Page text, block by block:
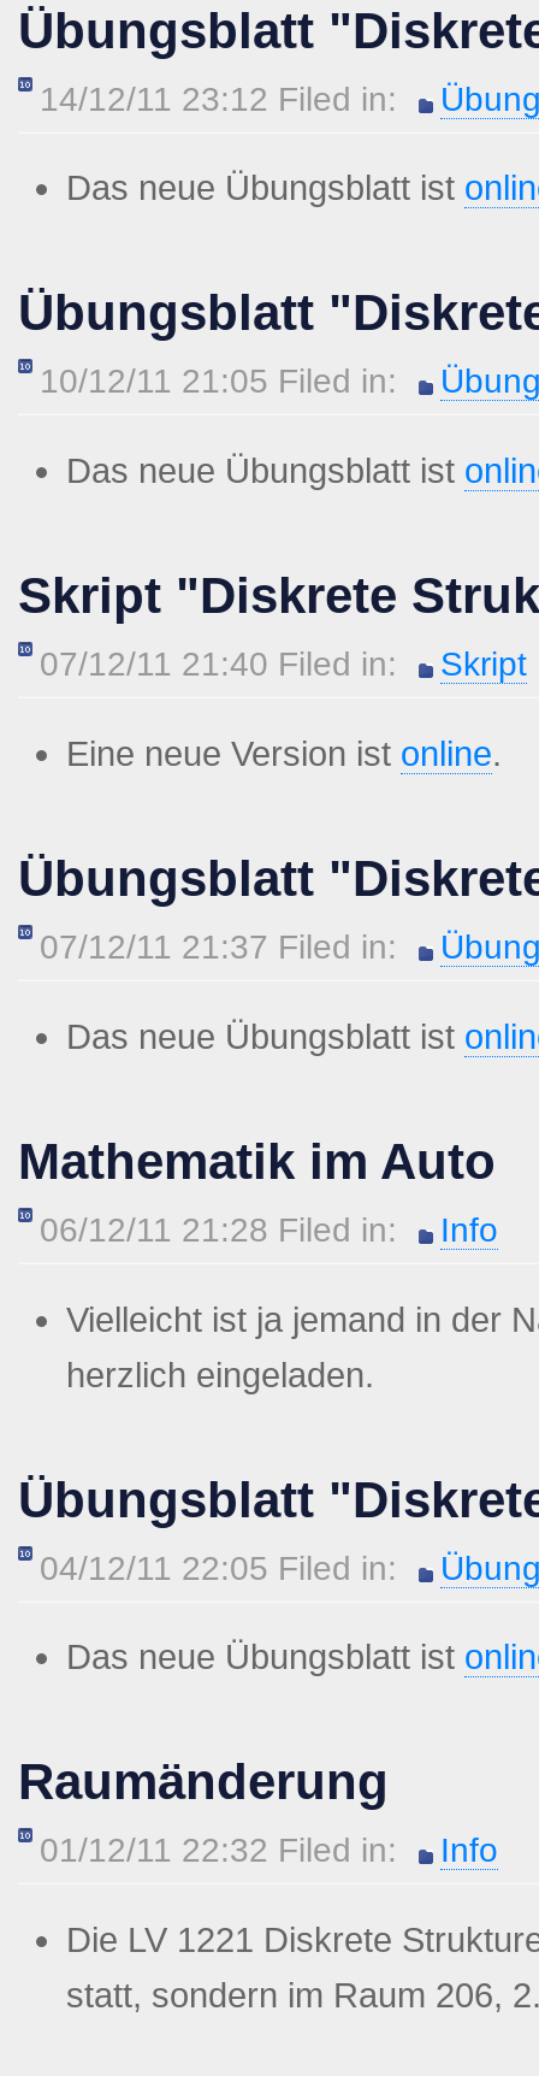
Übungsblatt
14/12/11 23:12 Filed in:
Das neue Übungsblatt ist
Übungsblatt
10/12/11 21:05 Filed in:
Das neue Übungsblatt ist
Skript "Diskrete
07/12/11 21:40 Filed in: Skript
Eine neue Version ist online.
Übungsblatt
07/12/11 21:37 Filed in:
Das neue Übungsblatt ist
Mathematik im Auto
06/12/11 21:28 Filed in: Info
Vielleicht ist ja jemand in der
herzlich eingeladen.
Übungsblatt
04/12/11 22:05 Filed in:
Das neue Übungsblatt ist
Raumänderung
01/12/11 22:32 Filed in: Info
Die LV 1221 Diskrete
statt, sondern im Raum 206,